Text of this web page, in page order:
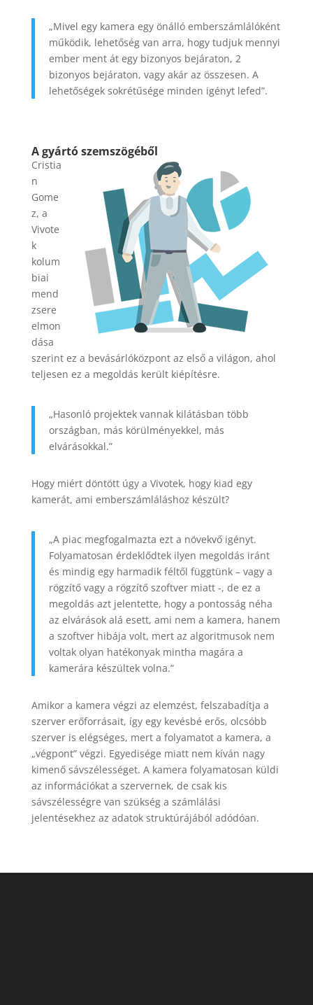
„Mivel egy kamera egy önálló emberszámlálóként
működik, lehetőség van arra, hogy tudjuk mennyi
ember ment át egy bizonyos bejáraton, 2
bizonyos bejáraton, vagy akár az összesen. A
lehetőségek sokrétűsége minden igényt lefed”.
A gyártó szemszögéből
Cristia
n
Gome
z, a
Vivote
k
kolum
biai
mend
zsere
elmon
dása
szerint ez a bevásárlóközpont az első a világon, ahol
teljesen ez a megoldás került kiépítésre.
„Hasonló projektek vannak kilátásban több
országban, más körülményekkel, más
elvárásokkal.”
Hogy miért döntött úgy a Vivotek, hogy kiad egy
kamerát, ami emberszámláláshoz készült?
„A piac megfogalmazta ezt a növekvő igényt.
Folyamatosan érdeklődtek ilyen megoldás iránt
és mindig egy harmadik féltől függtünk – vagy a
rögzítő vagy a rögzítő szoftver miatt -, de ez a
megoldás azt jelentette, hogy a pontosság néha
az elvárások alá esett, ami nem a kamera, hanem
a szoftver hibája volt, mert az algoritmusok nem
voltak olyan hatékonyak mintha magára a
kamerára készültek volna.”
Amikor a kamera végzi az elemzést, felszabadítja a
szerver erőforrásait, így egy kevésbé erős, olcsóbb
szerver is elégséges, mert a folyamatot a kamera, a
„végpont” végzi. Egyedisége miatt nem kíván nagy
kimenő sávszélességet. A kamera folyamatosan küldi
az információkat a szervernek, de csak kis
sávszélességre van szükség a számlálási
jelentésekhez az adatok struktúrájából adódóan.